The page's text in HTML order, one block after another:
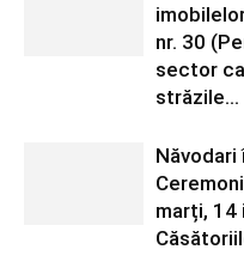
nr. 30
sector
străzile...
marți, 14